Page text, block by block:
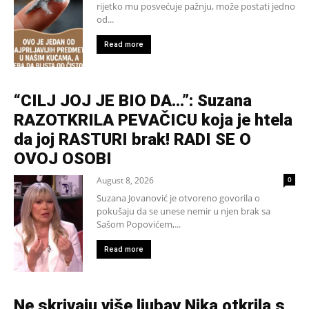
rijetko mu posvećuje pažnju, može postati jedno
od...
Read more
“CILJ JOJ JE BIO DA…”: Suzana
RAZOTKRILA PEVAČICU koja je htela
da joj RASTURI brak! RADI SE O
OVOJ OSOBI
August 8, 2026 0
Suzana Jovanović je otvoreno govorila o
pokušaju da se unese nemir u njen brak sa
Sašom Popovićem,...
Read more